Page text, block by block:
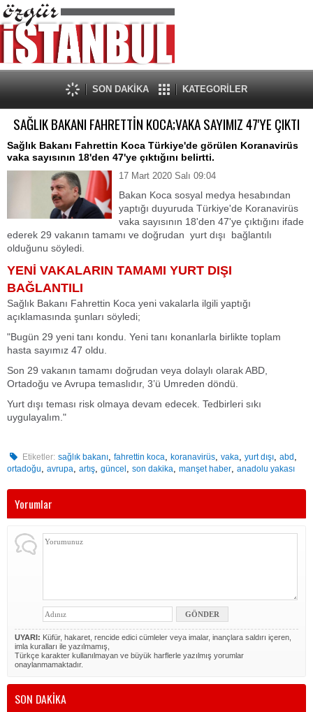
SON DAKİKA KATEGORİLER
SAĞLIK BAKANI FAHRETTİN KOCA;VAKA SAYIMIZ 47'YE ÇIKTI
Sağlık Bakanı Fahrettin Koca Türkiye'de görülen Koranavirüs
vaka sayısının 18'den 47'ye çıktığını belirtti.
17 Mart 2020 Salı 09:04
Bakan Koca sosyal medya hesabından
yaptığı duyuruda Türkiye'de Koranavirüs
vaka sayısının 18'den 47'ye çıktığını ifade
ederek 29 vakanın tamamı ve doğrudan yurt dışı bağlantılı
olduğunu söyledi.
YENİ VAKALARIN TAMAMI YURT DIŞI
BAĞLANTILI
Sağlık Bakanı Fahrettin Koca yeni vakalarla ilgili yaptığı
açıklamasında şunları söyledi;
"Bugün 29 yeni tanı kondu. Yeni tanı konanlarla birlikte toplam
hasta sayımız 47 oldu.
Son 29 vakanın tamamı doğrudan veya dolaylı olarak ABD,
Ortadoğu ve Avrupa temaslıdır, 3’ü Umreden döndü.
Yurt dışı teması risk olmaya devam edecek. Tedbirleri sıkı
uygulayalım."
Etiketler: sağlık bakanı,fahrettin koca,koranavirüs,vaka,yurt dışı,abd ,
ortadoğu, avrupa, artış, güncel , son dakika, manşet haber, anadolu yakası
Yorumlar
UYARI: Küfür, hakaret, rencide edici cümleler veya imalar, inançlara saldırı içeren,
imla kuralları ile yazılmamış,
Türkçe karakter kullanılmayan ve büyük harflerle yazılmış yorumlar
onaylanmamaktadır.
SON DAKİKA